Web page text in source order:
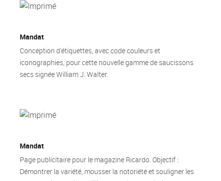
Mandat
Conception d'étiquettes, avec code couleurs et
iconographies, pour cette nouvelle gamme de saucissons
secs signée William J. Walter.
Mandat
Page publicitaire pour le magazine Ricardo. Objectif :
Démontrer la variété, mousser la notoriété et souligner les